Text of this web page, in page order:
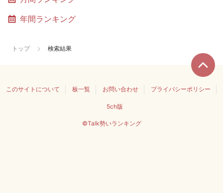
年間ランキング
トップ 検索結果
このサイトについて 板一覧 お問い合わせ プライバシーポリシー
5ch版
©Talk勢いランキング